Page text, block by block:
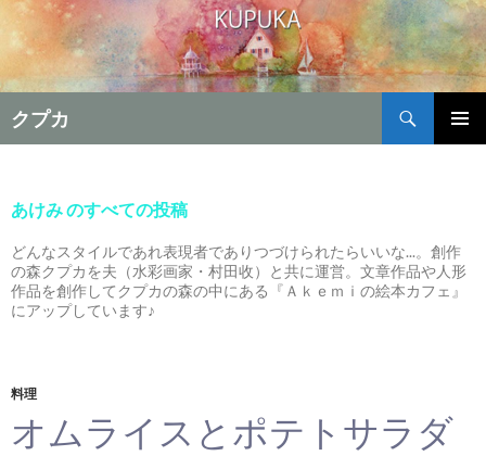
クプカ
索
ン
へ
移
動
あけみ のすべての投稿
どんなスタイルであれ表現者でありつづけられたらいいな...。創作
の森クプカを夫（水彩画家・村田收）と共に運営。文章作品や人形
作品を創作してクプカの森の中にある『Ａｋｅｍｉの絵本カフェ』
にアップしています♪
料理
オムライスとポテトサラダ